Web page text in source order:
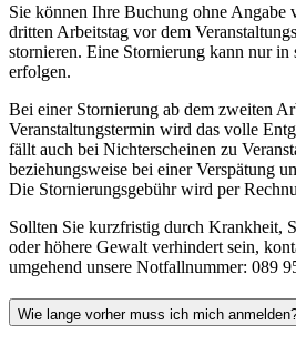
Sie können Ihre Buchung ohne Angabe
dritten Arbeitstag vor dem
stornieren. Eine Stornierung kann nur
erfolgen.
Bei einer Stornierung ab dem zweiten
Veranstaltungstermin wird das volle
fällt auch bei Nichterscheinen zu
beziehungsweise bei einer Verspätung
Die Stornierungsgebühr wird per
Sollten Sie kurzfristig durch Krankheit,
oder höhere Gewalt verhindert sein,
umgehend unsere Notfallnummer: 089
Wie lange vorher muss ich mich